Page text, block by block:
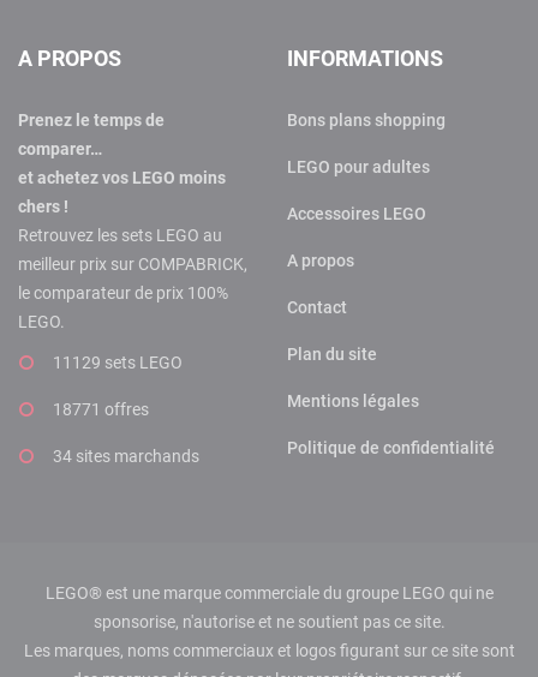
A PROPOS
Prenez le temps de
comparer…
et achetez vos LEGO moins
chers !
Retrouvez les sets LEGO au
meilleur prix sur COMPABRICK,
le comparateur de prix 100%
LEGO.
11129 sets LEGO
18771 offres
34 sites marchands
INFORMATIONS
Bons plans shopping
LEGO pour adultes
Accessoires LEGO
A propos
Contact
Plan du site
Mentions légales
Politique de confidentialité
LEGO® est une marque commerciale du groupe LEGO qui ne
sponsorise, n'autorise et ne soutient pas ce site.
Les marques, noms commerciaux et logos figurant sur ce site sont